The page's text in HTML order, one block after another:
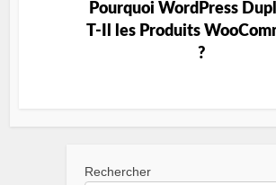
Pourquoi WordPress
T-Il les Produits
?
Rechercher